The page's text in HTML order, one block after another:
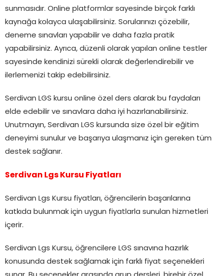
sunmasıdır. Online platformlar sayesinde birçok farklı
kaynağa kolayca ulaşabilirsiniz. Sorularınızı çözebilir,
deneme sınavları yapabilir ve daha fazla pratik
yapabilirsiniz. Ayrıca, düzenli olarak yapılan online testler
sayesinde kendinizi sürekli olarak değerlendirebilir ve
ilerlemenizi takip edebilirsiniz.
Serdivan LGS kursu online özel ders alarak bu faydaları
elde edebilir ve sınavlara daha iyi hazırlanabilirsiniz.
Unutmayın, Serdivan LGS kursunda size özel bir eğitim
deneyimi sunulur ve başarıya ulaşmanız için gereken tüm
destek sağlanır.
Serdivan Lgs Kursu Fiyatları
Serdivan Lgs Kursu fiyatları, öğrencilerin başarılarına
katkıda bulunmak için uygun fiyatlarla sunulan hizmetleri
içerir.
Serdivan Lgs Kursu, öğrencilere LGS sınavına hazırlık
konusunda destek sağlamak için farklı fiyat seçenekleri